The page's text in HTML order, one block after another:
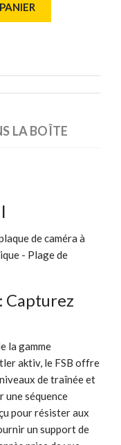
LA BOÎTE
de caméra à
- Plage de
Capturez
la gamme
aktiv, le FSB offre
de traînée et
une séquence
pour résister aux
un support de